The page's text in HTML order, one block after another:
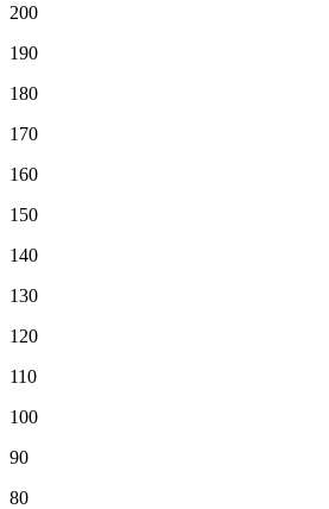
200
190
180
170
160
150
140
130
120
110
100
90
80